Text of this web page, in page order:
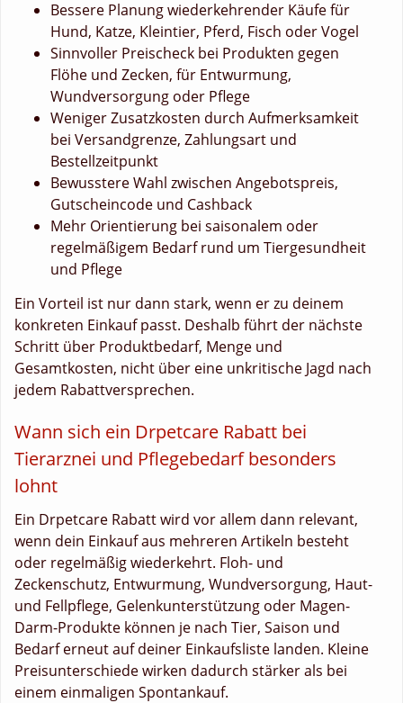
Bessere Planung wiederkehrender Käufe für
Hund, Katze, Kleintier, Pferd, Fisch oder Vogel
Sinnvoller Preischeck bei Produkten gegen
Flöhe und Zecken, für Entwurmung,
Wundversorgung oder Pflege
Weniger Zusatzkosten durch Aufmerksamkeit
bei Versandgrenze, Zahlungsart und
Bestellzeitpunkt
Bewusstere Wahl zwischen Angebotspreis,
Gutscheincode und Cashback
Mehr Orientierung bei saisonalem oder
regelmäßigem Bedarf rund um Tiergesundheit
und Pflege
Ein Vorteil ist nur dann stark, wenn er zu deinem
konkreten Einkauf passt. Deshalb führt der nächste
Schritt über Produktbedarf, Menge und
Gesamtkosten, nicht über eine unkritische Jagd nach
jedem Rabattversprechen.
Wann sich ein Drpetcare Rabatt bei
Tierarznei und Pflegebedarf besonders
lohnt
Ein Drpetcare Rabatt wird vor allem dann relevant,
wenn dein Einkauf aus mehreren Artikeln besteht
oder regelmäßig wiederkehrt. Floh- und
Zeckenschutz, Entwurmung, Wundversorgung, Haut-
und Fellpflege, Gelenkunterstützung oder Magen-
Darm-Produkte können je nach Tier, Saison und
Bedarf erneut auf deiner Einkaufsliste landen. Kleine
Preisunterschiede wirken dadurch stärker als bei
einem einmaligen Spontankauf.